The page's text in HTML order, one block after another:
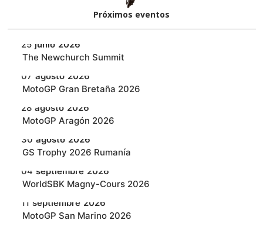
Próximos eventos​
25 junio 2026
‎The Newchurch Summit
07 agosto 2026
MotoGP Gran Bretaña 2026
28 agosto 2026
MotoGP Aragón 2026
30 agosto 2026
GS Trophy 2026 Rumanía
04 septiembre 2026
WorldSBK Magny-Cours 2026
11 septiembre 2026
MotoGP San Marino 2026